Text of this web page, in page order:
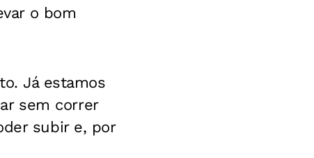
o bom
Já estamos
sem correr
subir e, por